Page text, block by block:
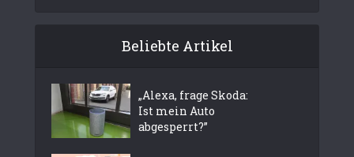
Beliebte Artikel
„Alexa, frage Skoda:
Ist mein Auto
abgesperrt?”